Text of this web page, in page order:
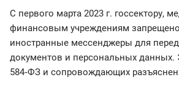
С первого марта 2023 г. госсектору,
финансовым учреждениям
иностранные мессенджеры для
документов и персональных данных.
584‑ФЗ и сопровождающих